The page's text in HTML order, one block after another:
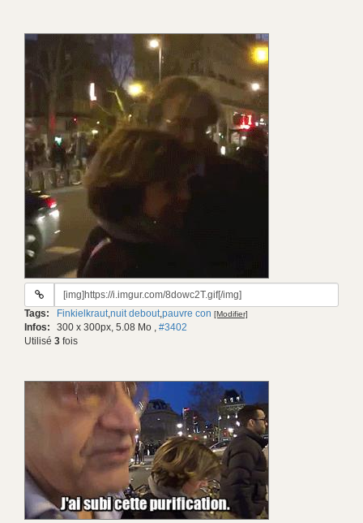
URL
gif:
Tags: Finkielkraut,nuit debout,pauvre con [Modifier]
Infos: 300 x 300px, 5.08 Mo , #3402
Utilisé 3 fois